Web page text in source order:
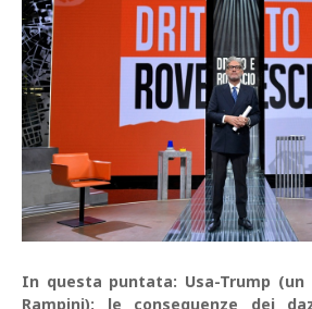
In questa puntata: Usa-Trump (un
Rampini); le conseguenze dei